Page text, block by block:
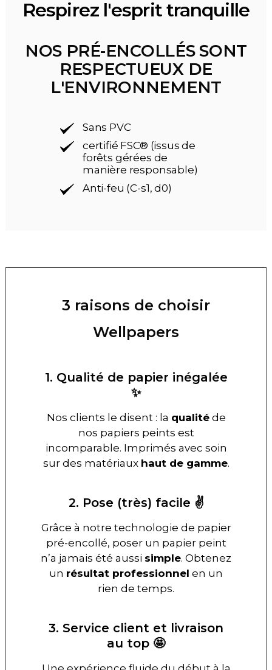
Respirez l'esprit tranquille
NOS PRÉ-ENCOLLÉS SONT
RESPECTUEUX DE
L'ENVIRONNEMENT
Sans PVC
certifié FSC® (issus de
forêts gérées de
manière responsable)
Anti-feu (C-s1, d0)
3 raisons de choisir
Wellpapers
1. Qualité de papier inégalée
✨
Nos clients le disent : la qualitéde
nos papiers peints est
incomparable. Imprimés avec soin
sur des matériaux haut de gamme.
2. Pose (très) facile ✌️
Grâce à notre technologie de papier
pré-encollé, poser un papier peint
n’a jamais été aussi simple. Obtenez
un résultat professionnel en un
rien de temps.
3. Service client et livraison
au top 🤩